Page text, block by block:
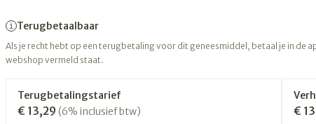
Terugbetaalbaar
Als je recht hebt op een terugbetaling voor dit geneesmiddel, betaal je in de
webshop vermeld staat.
Terugbetalingstarief
€ 13,29 (6% inclusief btw) €